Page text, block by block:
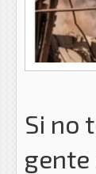
Si no
gente